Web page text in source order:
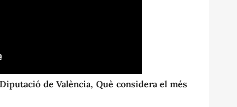
de València, Què considera el més